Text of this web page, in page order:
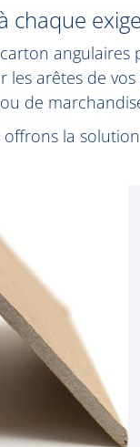
chaque
les arêtes de
de
offrons la